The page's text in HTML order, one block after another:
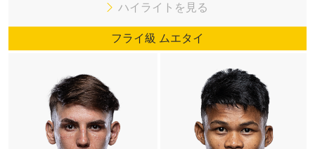
コーメインイベントでは、スペインのシャビエル・ゴンサ
レスと、タイ期待のサウスポー、パヤックスリン・JPパワ
6月5日に開催される「ONE Friday Fights 157」をお見逃し
なく。世界190以上の国と地域で視聴可能となっている。
ハイライトを見る
フライ級 ムエタイ